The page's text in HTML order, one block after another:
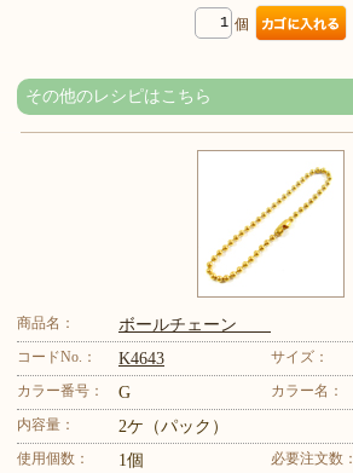
個
その他のレシピはこちら
商品名： ボールチェーン
コードNo.： K4643 サイズ：
カラー番号： G カラー名：
内容量： 2ケ（パック）
使用個数： 1個 必要注文数：